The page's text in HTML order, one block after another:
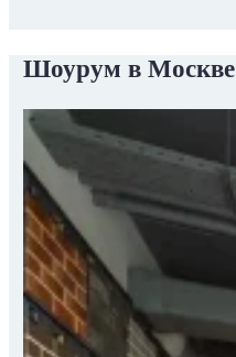
Шоурум в Москве